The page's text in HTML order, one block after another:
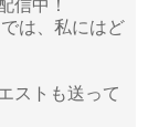
信中！
は、私にはど
ストも送って